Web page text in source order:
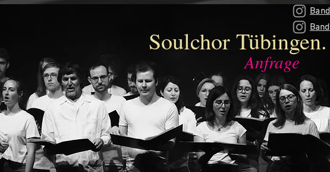
Soulchor Tübingen.
Anfrage